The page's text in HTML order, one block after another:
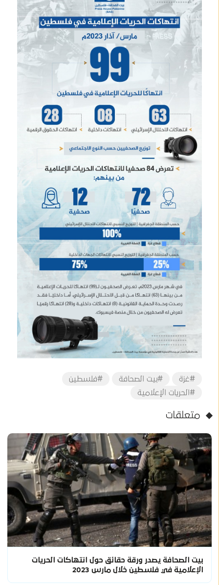
#غزة #بيت الصحافة
#فلسطين
#الحريات الإعلامية
متعلقات
بيت الصحافة يصدر ورقة حقائق حول انتهاكات الحريات
الإعلامية في فلسطين خلال مارس 2023